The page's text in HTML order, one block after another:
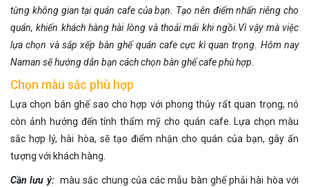
từng không gian tại quán cafe của bạn. Tạo nên điểm nhấn riêng cho
quán, khiến khách hàng hài lòng và thoải mái khi ngồi.Vì vậy mà việc
lựa chọn và sắp xếp bàn ghế quán cafe cực kì quan trọng. Hôm nay
Naman sẽ hướng dẫn bạn cách chọn bàn ghế cafe phù hợp.
Chọn màu sắc phù hợp
Lựa chọn bán ghế sao cho hợp với phong thủy rất quan trọng, nó
còn ảnh hưởng đến tính thẩm mỹ cho quán cafe. Lựa chọn màu
sắc hợp lý, hài hòa, sẽ tạo điểm nhận cho quán của bạn, gây ấn
tượng với khách hàng.
Cần lưu ý: màu sắc chung của các mẫu bàn ghế phải hài hòa với